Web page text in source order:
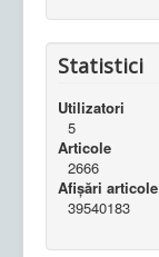
Statistici
Utilizatori
5
Articole
2666
Afișări articole
39540183